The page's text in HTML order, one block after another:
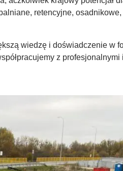
retencyjne,
wiedzę i doświadczenie w
z